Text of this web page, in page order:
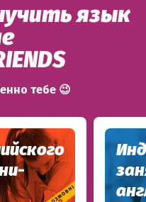
язык
тебе 😉